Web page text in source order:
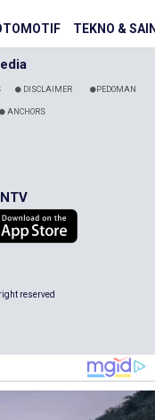
TEKNO &
DISCLAIMER PEDOMAN
ANCHORS
reserved